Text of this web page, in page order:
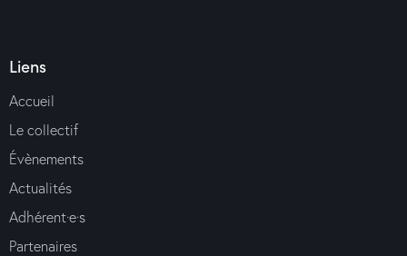
Liens
Accueil
Le collectif
Évènements
Actualités
Adhérent·e·s
Partenaires